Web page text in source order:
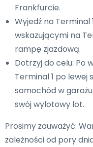
Frankfurcie.
Wyjedź na Terminal
wskazującymi na
rampę zjazdową.
Dotrzyj do celu: Po
Terminal 1 po lewej
samochód w
swój wylotowy lot.
Prosimy zauważyć:
zależności od pory